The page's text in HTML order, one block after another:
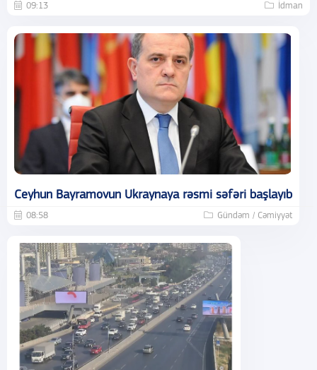
09:13 İdman
Ceyhun Bayramovun Ukraynaya rəsmi səfəri başlayıb
08:58 Gündəm / Cəmiyyət